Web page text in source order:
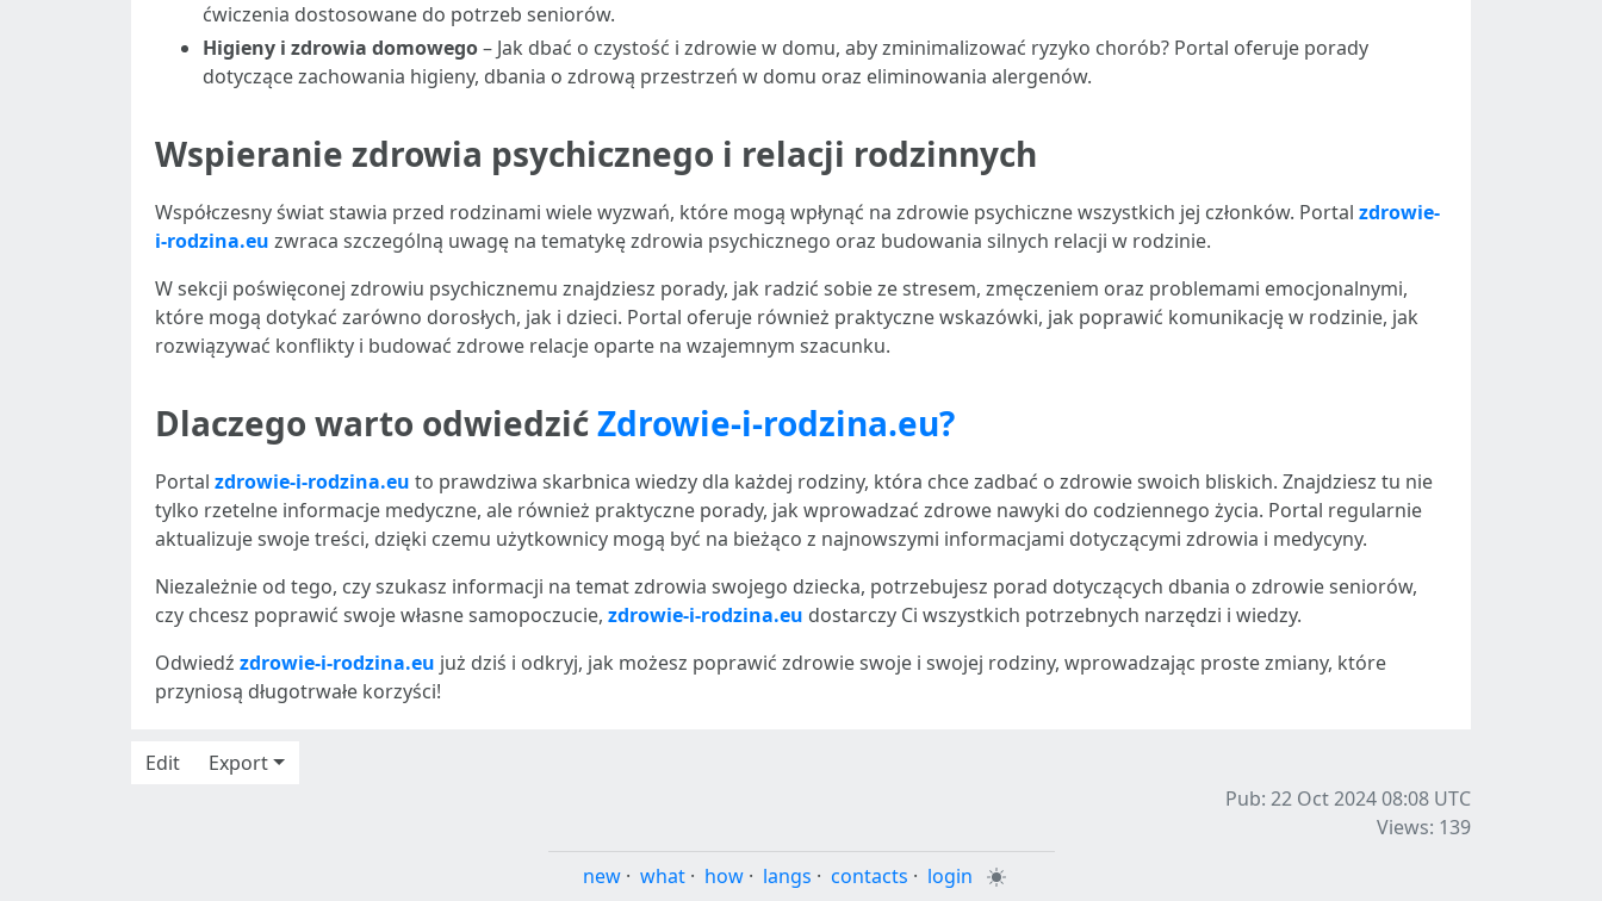
ćwiczenia dostosowane do potrzeb seniorów.
Higieny i zdrowia domowego– Jak dbać o czystość i zdrowie w domu, aby zminimalizować ryzyko chorób? Portal oferuje porady
dotyczące zachowania higieny, dbania o zdrową przestrzeń w domu oraz eliminowania alergenów.
Wspieranie zdrowia psychicznego i relacji rodzinnych
Współczesny świat stawia przed rodzinami wiele wyzwań, które mogą wpłynąć na zdrowie psychiczne wszystkich jej członków. Portal zdrowie-
i-rodzina.eu zwraca szczególną uwagę na tematykę zdrowia psychicznego oraz budowania silnych relacji w rodzinie.
W sekcji poświęconej zdrowiu psychicznemu znajdziesz porady, jak radzić sobie ze stresem, zmęczeniem oraz problemami emocjonalnymi,
które mogą dotykać zarówno dorosłych, jak i dzieci. Portal oferuje również praktyczne wskazówki, jak poprawić komunikację w rodzinie, jak
rozwiązywać konflikty i budować zdrowe relacje oparte na wzajemnym szacunku.
Dlaczego warto odwiedzićZdrowie-i-rodzina.eu?
Portal zdrowie-i-rodzina.eu to prawdziwa skarbnica wiedzy dla każdej rodziny, która chce zadbać o zdrowie swoich bliskich. Znajdziesz tu nie
tylko rzetelne informacje medyczne, ale również praktyczne porady, jak wprowadzać zdrowe nawyki do codziennego życia. Portal regularnie
aktualizuje swoje treści, dzięki czemu użytkownicy mogą być na bieżąco z najnowszymi informacjami dotyczącymi zdrowia i medycyny.
Niezależnie od tego, czy szukasz informacji na temat zdrowia swojego dziecka, potrzebujesz porad dotyczących dbania o zdrowie seniorów,
czy chcesz poprawić swoje własne samopoczucie, zdrowie-i-rodzina.eu dostarczy Ci wszystkich potrzebnych narzędzi i wiedzy.
Odwiedź zdrowie-i-rodzina.eu już dziś i odkryj, jak możesz poprawić zdrowie swoje i swojej rodziny, wprowadzając proste zmiany, które
przyniosą długotrwałe korzyści!
Edit
Export
Pub: 22 Oct 2024 08:08 UTC
Views: 139
new · what · how · langs · contacts · login